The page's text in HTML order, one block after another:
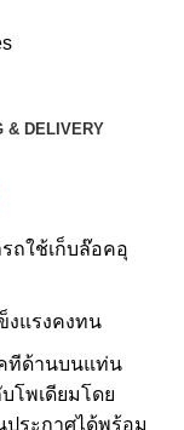
& DELIVERY
ถใช้เก็บล๊อคอุ
งแรงคงทน
ทีด้านบนแท่น
โพเดียมโดย
ระกาศได้พร้อม